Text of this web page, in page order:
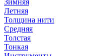
Зимняя
Летняя
Толщина нити
Средняя
Толстая
Тонкая